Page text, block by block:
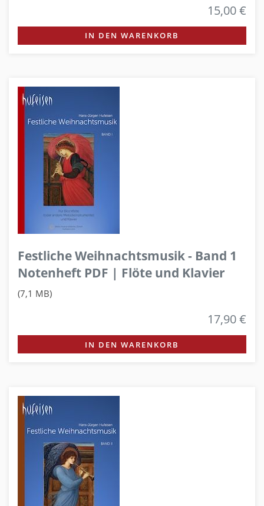
15,00 €
IN DEN WARENKORB
Festliche Weihnachtsmusik - Band 1
Notenheft PDF | Flöte und Klavier
(7,1 MB)
17,90 €
IN DEN WARENKORB